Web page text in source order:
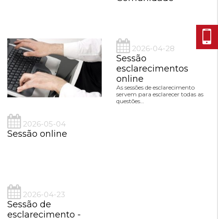
2026-05-04
Sessão online
2026-04-28
Sessão
esclarecimentos
online
As sessões de esclarecimento
servem para esclarecer todas as
questões…
2026-04-23
Sessão de
esclarecimento -